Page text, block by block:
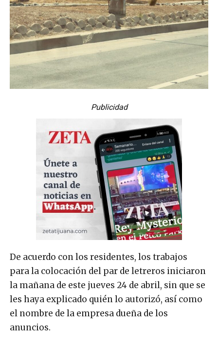
Publicidad
De acuerdo con los residentes, los trabajos
para la colocación del par de letreros iniciaron
la mañana de este jueves 24 de abril, sin que se
les haya explicado quién lo autorizó, así como
el nombre de la empresa dueña de los
anuncios.